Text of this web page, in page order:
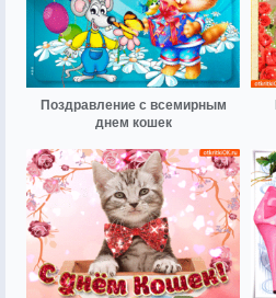
Поздравление с всемирным
днем кошек